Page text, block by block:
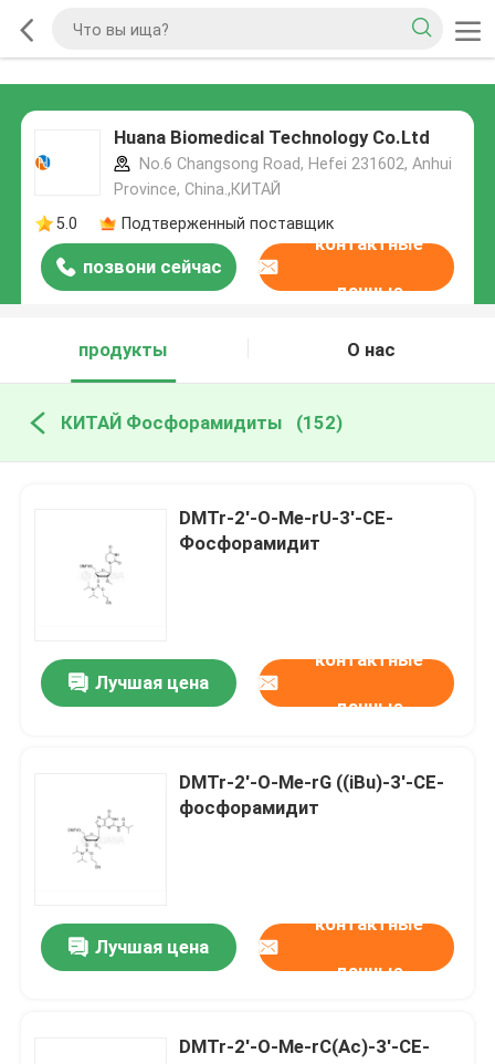
Huana Biomedical Technology Co.Ltd
No.6 Changsong Road, Hefei 231602, Anhui
Province, China.,КИТАЙ
5.0
Подтверженный поставщик
позвони сейчас
контактные
данные
продукты О нас
КИТАЙ Фосфорамидиты (152)
DMTr-2'-O-Me-rU-3'-CE-
Фосфорамидит
Лучшая цена
контактные
данные
DMTr-2'-O-Me-rG ((iBu)-3'-CE-
фосфорамидит
Лучшая цена
контактные
данные
DMTr-2'-O-Me-rC(Ac)-3'-CE-